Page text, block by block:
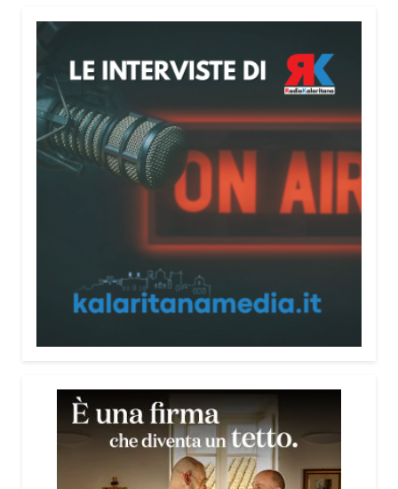
libanese del Consiglio dei Giovani del
Mediterraneo della CEI: «Il campo è molto più di
un’esperienza di volontariato: è un’opportunità per
costruire relazioni attraverso il servizio, linguaggio
universale capace di unire persone diverse».
Condividi:
X WhatsApp
E-mail Stampa